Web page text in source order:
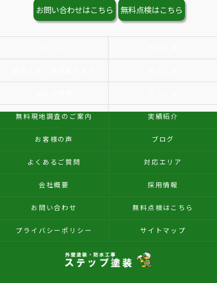
お問い合わせはこちら 無料点検はこちら
無料現地調査のご案内 実績紹介
お客様の声 ブログ
よくあるご質問 対応エリア
会社概要 採用情報
お問い合わせ 無料点検はこちら
プライバシーポリシー サイトマップ